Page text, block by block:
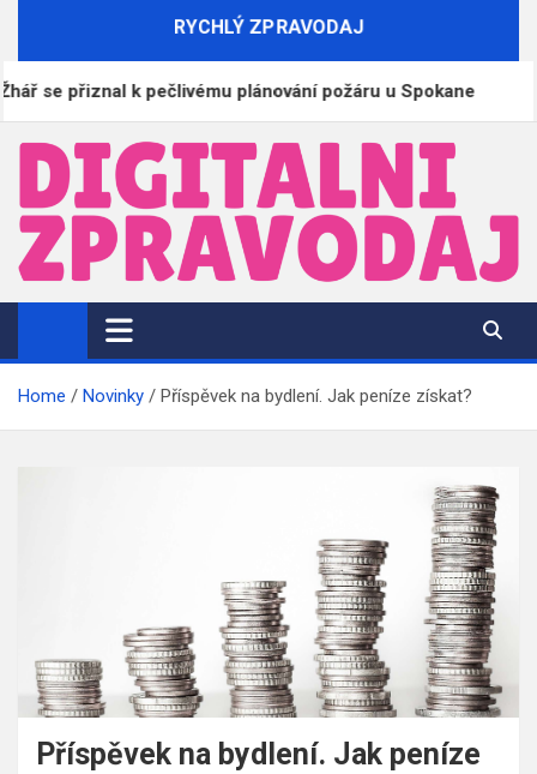
RYCHLÝ ZPRAVODAJ
k pečlivému plánování požáru u Spokane
DigitalniZpravodaj.cz
Zpravodajství | Informace | Tiskové zprávy
Home Novinky Příspěvek na bydlení. Jak peníze získat?
Příspěvek na bydlení. Jak peníze